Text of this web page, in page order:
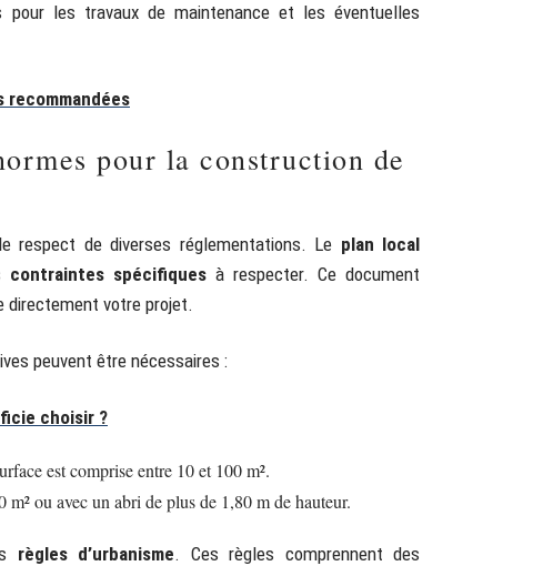
les travaux de maintenance et les éventuelles
recommandées
pour la construction de
respect de diverses réglementations. Le plan local
contraintes spécifiques à respecter. Ce document
directement votre projet.
peuvent être nécessaires :
choisir ?
est comprise entre 10 et 100 m².
ou avec un abri de plus de 1,80 m de hauteur.
règles d’urbanisme. Ces règles comprennent des